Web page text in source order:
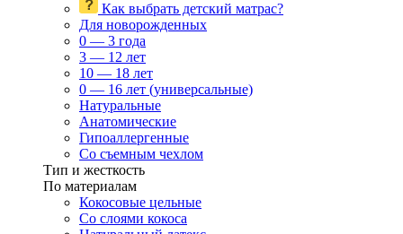
Как выбрать детский матрас?
Для новорожденных
0 — 3 года
3 — 12 лет
10 — 18 лет
0 — 16 лет (универсальные)
Натуральные
Анатомические
Гипоаллергенные
Со съемным чехлом
Тип и жесткость
По материалам
Кокосовые цельные
Со слоями кокоса